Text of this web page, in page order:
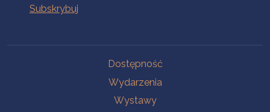
Dostępność
Wydarzenia
Wystawy